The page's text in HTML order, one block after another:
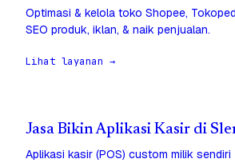
Optimasi & kelola toko Shopee,
SEO produk, iklan, & naik penjualan.
Lihat layanan →
Jasa Bikin Aplikasi Kasir di
Aplikasi kasir (POS) custom milik